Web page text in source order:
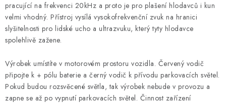
O nás Doprava Značky Kontakty
Reklamace
Zásady zpracování osobních údajů
pracující na frekvenci 20kHz a proto je pro plašení hlodavců i kun
velmi vhodný. Přístroj vysílá vysokofrekvenční zvuk na hranici
slyšitelnosti pro lidské ucho a ultrazvuku, který tyty hlodavce
spolehlivě zažene.
Výrobek umístíte v motorovém prostoru vozidla. Červený vodič
připojte k + pólu baterie a černý vodič k přívodu parkovacích světel.
Pokud budou rozsvěcené světla, tak výrobek nebude v provozu a
zapne se až po vypnutí parkovacích světel. Činnost zařízení